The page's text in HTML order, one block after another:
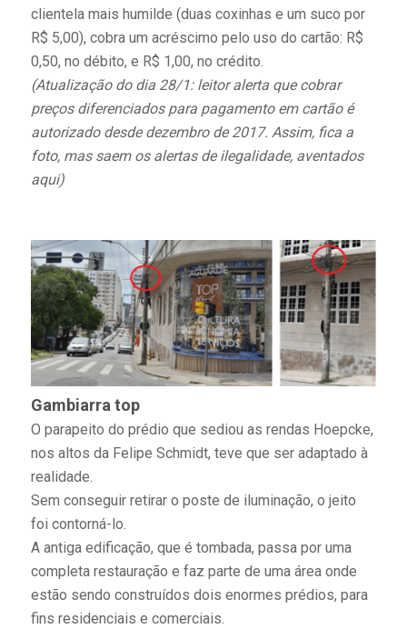
clientela mais humilde (duas coxinhas e um suco por
R$ 5,00), cobra um acréscimo pelo uso do cartão: R$
0,50, no débito, e R$ 1,00, no crédito.
(Atualização do dia 28/1: leitor alerta que cobrar
preços diferenciados para pagamento em cartão é
autorizado desde dezembro de 2017. Assim, fica a
foto, mas saem os alertas de ilegalidade, aventados
aqui)
Gambiarra top
O parapeito do prédio que sediou as rendas Hoepcke,
nos altos da Felipe Schmidt, teve que ser adaptado à
realidade.
Sem conseguir retirar o poste de iluminação, o jeito
foi contorná-lo.
A antiga edificação, que é tombada, passa por uma
completa restauração e faz parte de uma área onde
estão sendo construídos dois enormes prédios, para
fins residenciais e comerciais.